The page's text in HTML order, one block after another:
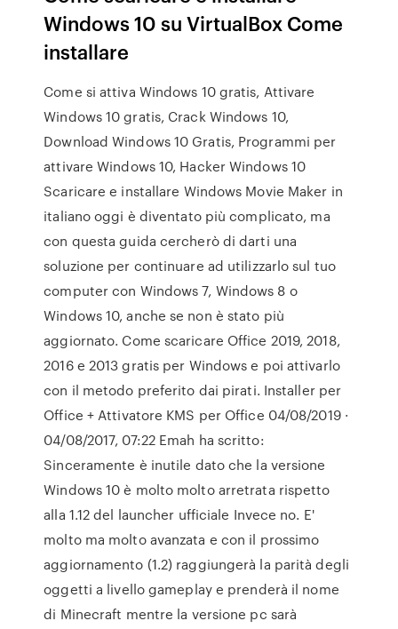
Windows 10 su VirtualBox Come
installare
Come si attiva Windows 10 gratis, Attivare
Windows 10 gratis, Crack Windows 10,
Download Windows 10 Gratis, Programmi per
attivare Windows 10, Hacker Windows 10
Scaricare e installare Windows Movie Maker in
italiano oggi è diventato più complicato, ma
con questa guida cercherò di darti una
soluzione per continuare ad utilizzarlo sul tuo
computer con Windows 7, Windows 8 o
Windows 10, anche se non è stato più
aggiornato. Come scaricare Office 2019, 2018,
2016 e 2013 gratis per Windows e poi attivarlo
con il metodo preferito dai pirati. Installer per
Office + Attivatore KMS per Office 04/08/2019 ·
04/08/2017, 07:22 Emah ha scritto:
Sinceramente è inutile dato che la versione
Windows 10 è molto molto arretrata rispetto
alla 1.12 del launcher ufficiale Invece no. E'
molto ma molto avanzata e con il prossimo
aggiornamento (1.2) raggiungerà la parità degli
oggetti a livello gameplay e prenderà il nome
di Minecraft mentre la versione pc sarà